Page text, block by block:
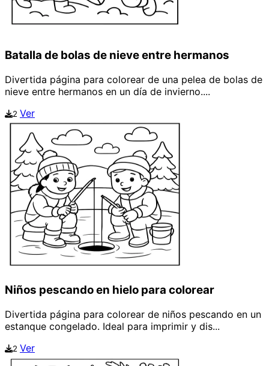
Batalla de bolas de nieve entre hermanos
Divertida página para colorear de una pelea de bolas de
nieve entre hermanos en un día de invierno....
2 Ver
Niños pescando en hielo para colorear
Divertida página para colorear de niños pescando en un
estanque congelado. Ideal para imprimir y dis...
2 Ver